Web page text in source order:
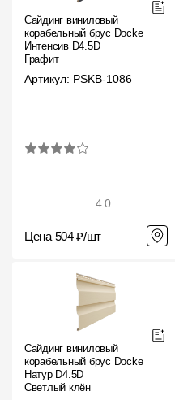
Софиты
Фасадные панели
Мягкая кровля
Ламинированная черепица
Комплектующие к кровле
Кровельная вентиляция
Сайдинг виниловый
корабельный брус Docke
Интенсив D4.5D
Графит
Артикул: PSKB-1086
4.0
Цена 504 ₽/шт
Сайдинг виниловый
корабельный брус Docke
Натур D4.5D
Светлый клён